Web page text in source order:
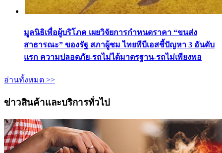
มูลนิธิเพื่อผู้บริโภค เผยวิจัยการกำหนดราคา “ขนส่ง
สาธารณะ” ของรัฐ สภาผู้ชม ไทยพีบีเอสชี้ปัญหา 3 อันดับ
แรก ความปลอดภัย-รถไม่ได้มาตรฐาน-รถไม่เพียงพอ
อ่านทั้งหมด >>
ข่าวสินค้าและบริการทั่วไป